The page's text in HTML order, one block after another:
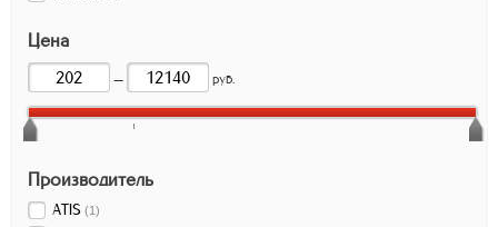
Цена
— руб.
Производитель
ATIS (1)